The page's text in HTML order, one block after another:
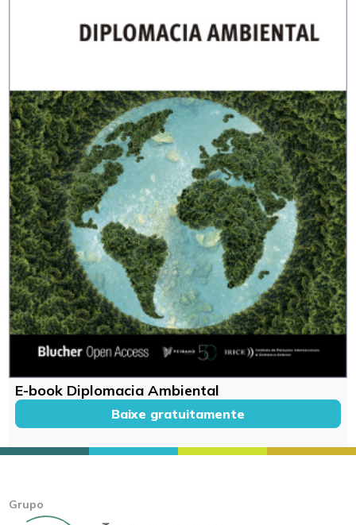
E-book Diplomacia Ambiental
Baixe gratuitamente
Grupo